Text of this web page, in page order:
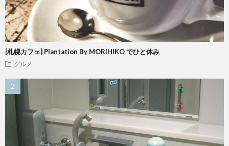
[札幌カフェ] Plantation By MORIHIKO でひと休み
グルメ